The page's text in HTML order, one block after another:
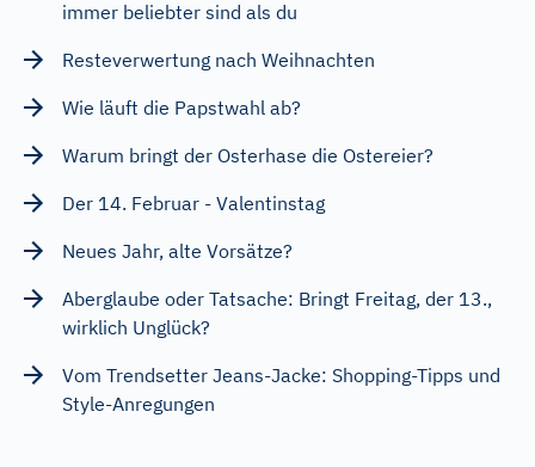
immer beliebter sind als du
Resteverwertung nach Weihnachten
Wie läuft die Papstwahl ab?
Warum bringt der Osterhase die Ostereier?
Der 14. Februar - Valentinstag
Neues Jahr, alte Vorsätze?
Aberglaube oder Tatsache: Bringt Freitag, der 13.,
wirklich Unglück?
Vom Trendsetter Jeans-Jacke: Shopping-Tipps und
Style-Anregungen